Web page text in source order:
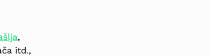
,
itd.,